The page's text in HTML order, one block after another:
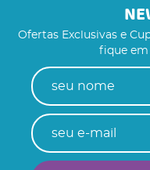
Ofertas Exclusivas e
fique em